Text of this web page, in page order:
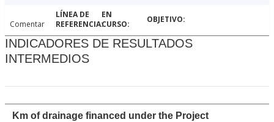
Comentar
INDICADORES DE RESULTADOS
INTERMEDIOS
Km of drainage financed under the Project